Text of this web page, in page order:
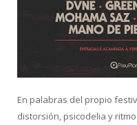
En palabras del propio
distorsión, psicodelia y